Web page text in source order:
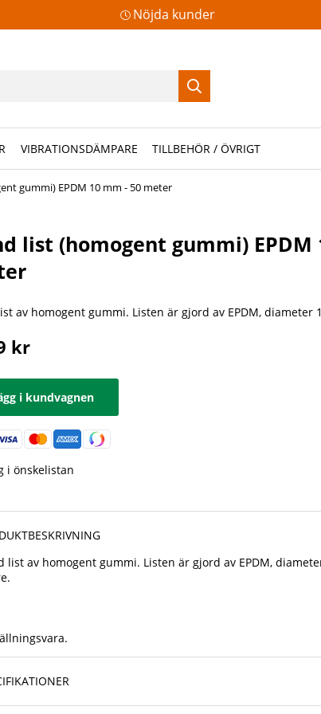
Nöjda kunder
VIBRATIONSDÄMPARE TILLBEHÖR / ÖVRIGT
gummi) EPDM 10 mm - 50 meter
list (homogent gummi) EPDM
av homogent gummi. Listen är gjord av EPDM, diameter
kr
i kundvagnen
i önskelistan
list av homogent gummi. Listen är gjord av EPDM,